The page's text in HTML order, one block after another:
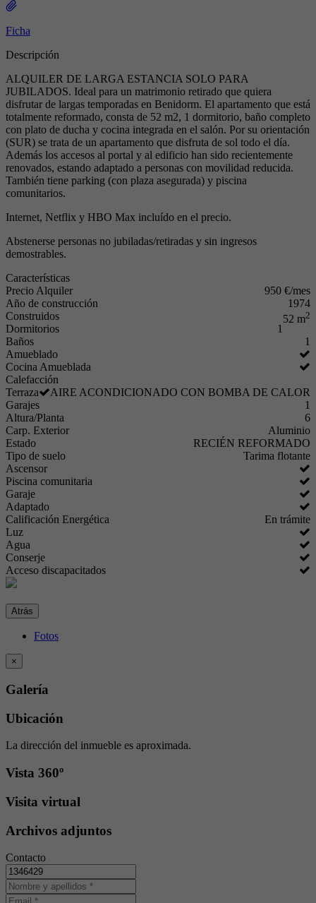
Ficha
Descripción
ALQUILER DE LARGA ESTANCIA SOLO PARA
JUBILADOS. Ideal para un matrimonio retirado que quiera
disfrutar de largas temporadas en Benidorm. El apartamento que está
totalmente reformado, consta de 52 m2, 1 dormitorio, baño completo
con plato de ducha y cocina integrada en el salón. Por su orientación
(SUR) se trata de un apartamento que disfruta de sol todo el día.
Además los accesos al portal y al edificio han sido recientemente
renovados, estando adaptado a personas con movilidad reducida.
También tiene parking (con plaza asegurada) y piscina
comunitarios.
Internet, Netflix y HBO Max incluído en el precio.
Abstenerse personas no jubiladas/retiradas y sin ingresos
demostrables.
Características
Precio Alquiler
950 €/mes
Año de construcción
1974
Construidos
52 m2
Dormitorios
1
Baños
1
Amueblado
Cocina Amueblada
Calefacción
AIRE ACONDICIONADO CON BOMBA DE CALOR
Terraza
Garajes
1
Altura/Planta
6
Carp. Exterior
Aluminio
Estado
RECIÉN REFORMADO
Tipo de suelo
Tarima flotante
Ascensor
Piscina comunitaria
Garaje
Adaptado
Calificación Energética
En trámite
Luz
Agua
Conserje
Acceso discapacitados
Atrás
Fotos
×
Galería
Ubicación
La dirección del inmueble es aproximada.
Vista 360º
Visita virtual
Archivos adjuntos
Contacto